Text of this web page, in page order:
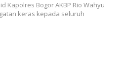
Kapolres Bogor AKBP Rio Wahyu
keras kepada seluruh